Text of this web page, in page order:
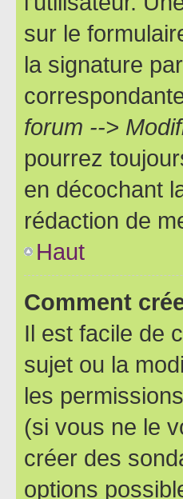
sur le
la signature
forum -->
pourrez
en décochant
rédaction de
Haut
Comment
Il est facile de
sujet ou la
les
(si vous ne le
créer des
options